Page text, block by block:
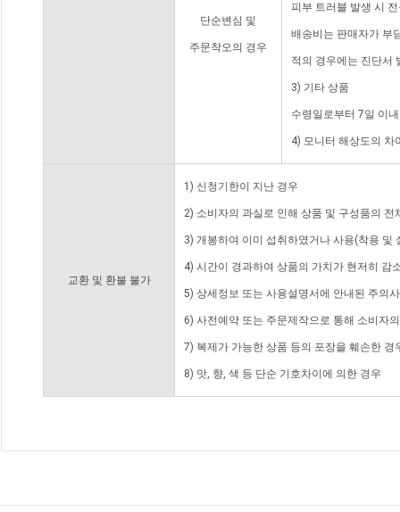
단순변심 및
주문착오의 경우
피부 트러블 발생 시
배송비는 판매자가 부
적의 경우에는 진단서
3) 기타 상품
수령일로부터 7일 이
4) 모니터 해상도의 차
교환 및 환불 불가
1) 신청기한이 지난 경우
2) 소비자의 과실로 인해 상품 및 구성품의
3) 개봉하여 이미 섭취하였거나 사용(착용 및
4) 시간이 경과하여 상품의 가치가 현저히 감
5) 상세정보 또는 사용설명서에 안내된 주의
6) 사전예약 또는 주문제작으로 통해 소비자
7) 복제가 가능한 상품 등의 포장을 훼손한 경
8) 맛, 향, 색 등 단순 기호차이에 의한 경우